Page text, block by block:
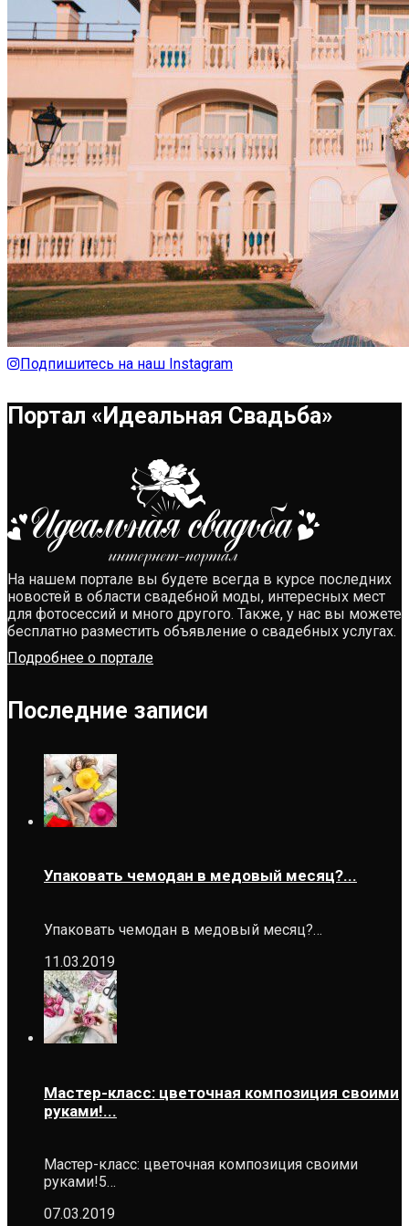
Подпишитесь на наш Instagram
Портал «Идеальная Свадьба»
На нашем портале вы будете всегда в курсе последних
новостей в области свадебной моды, интересных мест
для фотосессий и много другого. Также, у нас вы можете
бесплатно разместить объявление о свадебных услугах.
Подробнее о портале
Последние записи
Упаковать чемодан в медовый месяц?...
Упаковать чемодан в медовый месяц?…
11.03.2019
Мастер-класс: цветочная композиция своими
руками!...
Мастер-класс: цветочная композиция своими
руками!5…
07.03.2019